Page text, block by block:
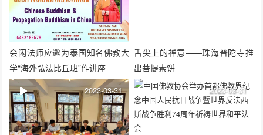
会闲法师应邀为泰国知名佛教大
学“海外弘法比丘班”作讲座
舌尖上的禅意——珠海普陀寺推
出菩提素饼
2023-03-31 2023-03-31